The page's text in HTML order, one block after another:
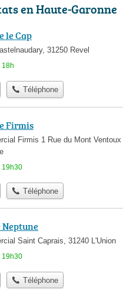
en Haute-Garonne
le Cap
31250 Revel
18h
Téléphone
Firmis
Firmis 1 Rue du Mont Ventoux
19h30
Téléphone
Neptune
Saint Caprais, 31240 L'Union
19h30
Téléphone